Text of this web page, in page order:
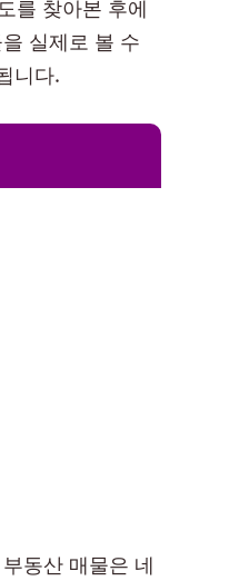
를 찾아본 후에
실제로 볼 수
니다.
동산 매물은 네